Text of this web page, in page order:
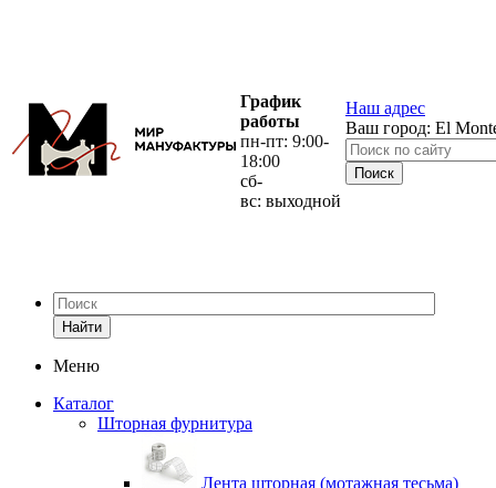
График
работы
пн-пт: 9:00-
18:00
сб-
вс: выходной
Наш адрес
Ваш город: El
Найти
Меню
Каталог
Шторная фурнитура
Лента шторная (мотажная тесьма)